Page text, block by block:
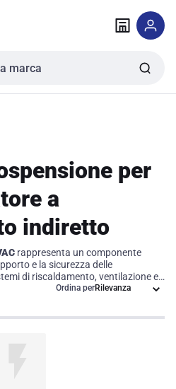
per
a
indiretto
rappresenta un componente
e la sicurezza delle
di riscaldamento, ventilazione e
garantisce un'installazione corretta
installazioni, assicurando
Ordina per